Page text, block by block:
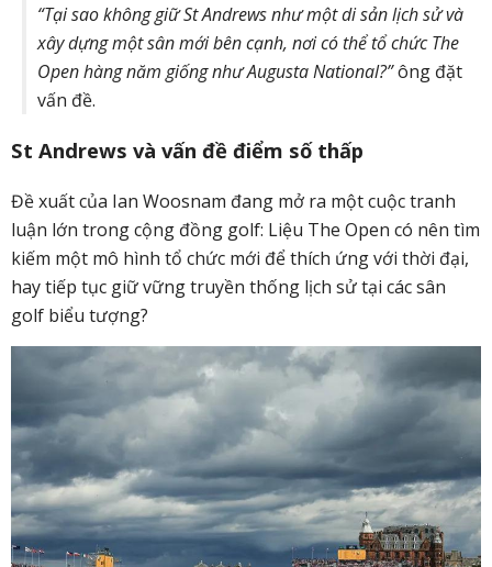
“Tại sao không giữ St Andrews như một di sản lịch sử và
xây dựng một sân mới bên cạnh, nơi có thể tổ chức The
Open hàng năm giống như Augusta National?”ông đặt
vấn đề.
St Andrews và vấn đề điểm số thấp
Đề xuất của Ian Woosnam đang mở ra một cuộc tranh
luận lớn trong cộng đồng golf: Liệu The Open có nên tìm
kiếm một mô hình tổ chức mới để thích ứng với thời đại,
hay tiếp tục giữ vững truyền thống lịch sử tại các sân
golf biểu tượng?